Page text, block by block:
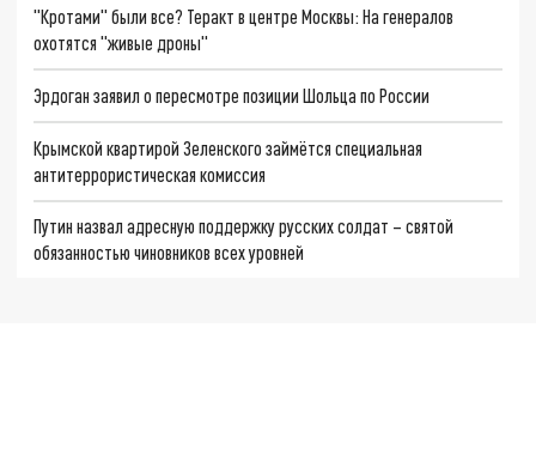
"Кротами" были все? Теракт в центре Москвы: На генералов
охотятся "живые дроны"
Эрдоган заявил о пересмотре позиции Шольца по России
Крымской квартирой Зеленского займётся специальная
антитеррористическая комиссия
Путин назвал адресную поддержку русских солдат – святой
обязанностью чиновников всех уровней